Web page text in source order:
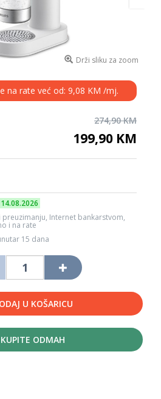
Drži sliku za zoom
na rate već od: 9,08 KM /mj.
274,90 KM
199,90 KM
14.08.2026
Internet bankarstvom,
i na rate
15 dana
U KOŠARICU
KUPITE ODMAH